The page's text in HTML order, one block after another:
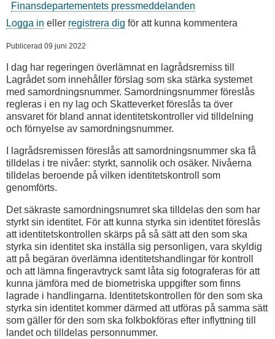
Finansdepartementets pressmeddelanden
Logga in eller registrera dig för att kunna kommentera
Publicerad 09 juni 2022
I dag har regeringen överlämnat en lagrådsremiss till
Lagrådet som innehåller förslag som ska stärka systemet
med samordningsnummer. Samordningsnummer föreslås
regleras i en ny lag och Skatteverket föreslås ta över
ansvaret för bland annat identitetskontroller vid tilldelning
och förnyelse av samordningsnummer.
I lagrådsremissen föreslås att samordningsnummer ska få
tilldelas i tre nivåer: styrkt, sannolik och osäker. Nivåerna
tilldelas beroende på vilken identitetskontroll som
genomförts.
Det säkraste samordningsnumret ska tilldelas den som har
styrkt sin identitet. För att kunna styrka sin identitet föreslås
att identitetskontrollen skärps på så sätt att den som ska
styrka sin identitet ska inställa sig personligen, vara skyldig
att på begäran överlämna identitetshandlingar för kontroll
och att lämna fingeravtryck samt låta sig fotograferas för att
kunna jämföra med de biometriska uppgifter som finns
lagrade i handlingarna. Identitetskontrollen för den som ska
styrka sin identitet kommer därmed att utföras på samma sätt
som gäller för den som ska folkbokföras efter inflyttning till
landet och tilldelas personnummer.